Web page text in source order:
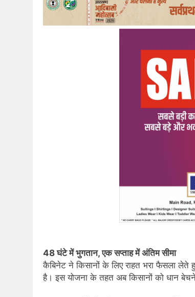
48 घंटे में भुगतान, एक सप्ताह में अंतिम सीमा
कैबिनेट ने किसानों के लिए राहत भरा फैसला लेते
है। इस योजना के तहत अब किसानों को धान